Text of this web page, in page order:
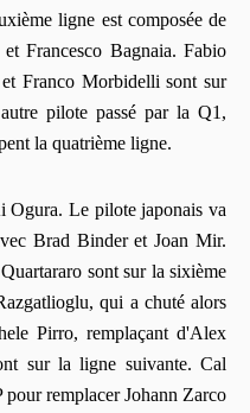
ligne est composée de
Francesco Bagnaia. Fabio
Franco Morbidelli sont sur
pilote passé par la Q1,
la quatrième ligne.
Ogura. Le pilote japonais va
Brad Binder et Joan Mir.
sont sur la sixième
qui a chuté alors
Pirro, remplaçant d'Alex
sur la ligne suivante. Cal
remplacer Johann Zarco